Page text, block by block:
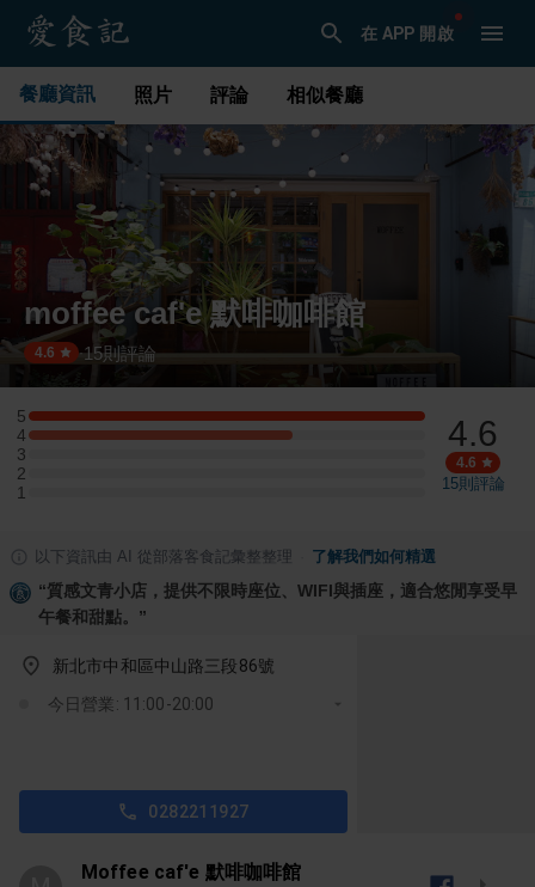
在 APP 開啟
餐廳資訊 照片 評論 相似餐廳
moffee caf'e 默啡咖啡館
4.6 ·15則評論
5
5 星：3 則評論
4
4 星：2 則評論
3
3 星：0 則評論
2
2 星：0 則評論
1
1 星：0 則評論
4.6
4.6
15則評論
以下資訊由 AI 從部落客食記彙整整理 了解我們如何精選
“質感文青小店，提供不限時座位、WIFI與插座，適合悠閒享受早
午餐和甜點。 ”
新北市中和區中山路三段86號
今日營業: 11:00-20:00
0282211927
Moffee caf'e 默啡咖啡館